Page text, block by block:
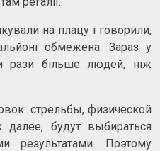
на плацу і говорили,
обмежена. Зараз у
рази більше людей, ніж
стрельбы, физической
далее, будут выбираться
Поэтому